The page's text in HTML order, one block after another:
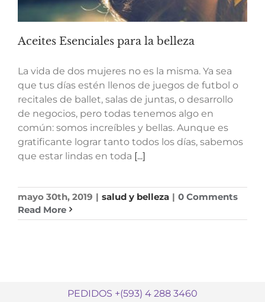
Aceites Esenciales para la belleza
La vida de dos mujeres no es la misma. Ya sea
que tus días estén llenos de juegos de futbol o
recitales de ballet, salas de juntas, o desarrollo
de negocios, pero todas tenemos algo en
común: somos increíbles y bellas. Aunque es
gratificante lograr tanto todos los días, sabemos
que estar lindas en toda [...]
mayo 30th, 2019 | salud y belleza | 0 Comments
Read More
PEDIDOS +(593) 4 288 3460